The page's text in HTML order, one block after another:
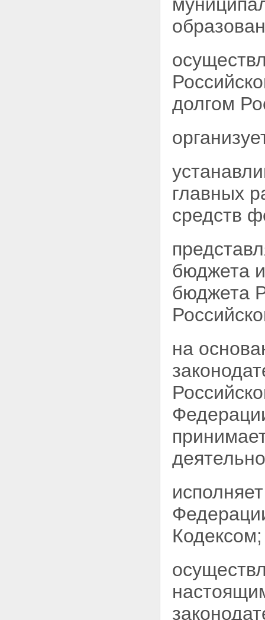
долгом
главных
средств
бюджета
бюджета
на
Кодексом;